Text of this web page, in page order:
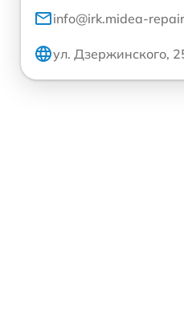
info@irk.midea-
ул. Дзержинского,